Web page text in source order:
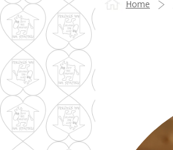
Home